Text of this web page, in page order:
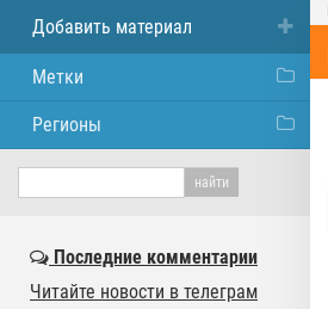
Добавить материал
Метки
Регионы
Последние комментарии
Читайте новости в телеграм